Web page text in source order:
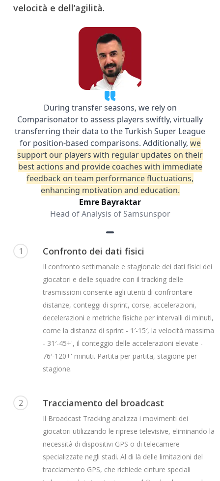
velocità e dell’agilità.
1 Confronto dei dati fisici
Il confronto settimanale e stagionale dei dati fisici dei
giocatori e delle squadre con il tracking delle
trasmissioni consente agli utenti di confrontare
distanze, conteggi di sprint, corse, accelerazioni,
decelerazioni e metriche fisiche per intervalli di minuti,
come la distanza di sprint - 1′-15′, la velocità massima
- 31′-45+', il conteggio delle accelerazioni elevate -
76′-120+' minuti. Partita per partita, stagione per
stagione.
2 Tracciamento del broadcast
Il Broadcast Tracking analizza i movimenti dei
giocatori utilizzando le riprese televisive, eliminando la
necessità di dispositivi GPS o di telecamere
specializzate negli stadi. Al di là delle limitazioni del
tracciamento GPS, che richiede cinture speciali